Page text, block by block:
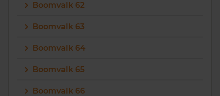
Boomvalk 62
Boomvalk 63
Boomvalk 64
Boomvalk 65
Boomvalk 66